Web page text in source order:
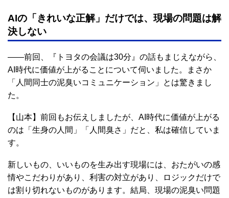
AIの「きれいな正解」だけでは、現場の問題は解
決しない
――前回、『トヨタの会議は30分』の話もまじえながら、
AI時代に価値が上がることについて伺いました。まさか
「人間同士の泥臭いコミュニケーション」とは驚きまし
た。
【山本】前回もお伝えしましたが、AI時代に価値が上がる
のは「生身の人間」「人間臭さ」だと、私は確信していま
す。
新しいもの、いいものを生み出す現場には、おたがいの感
情やこだわりがあり、利害の対立があり、ロジックだけで
は割り切れないものがあります。結局、現場の泥臭い問題